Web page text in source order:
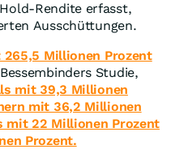
Rendite erfasst,
Ausschüttungen.
Millionen Prozent
Studie,
mit 39,3 Millionen
mit 36,2 Millionen
mit 22 Millionen Prozent
Prozent.